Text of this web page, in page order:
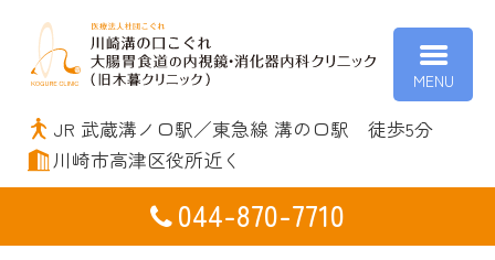
川
JR 武蔵溝ノ口駅／東急線 溝の口駅 徒歩5分
川崎市高津区役所近く
044-870-7710